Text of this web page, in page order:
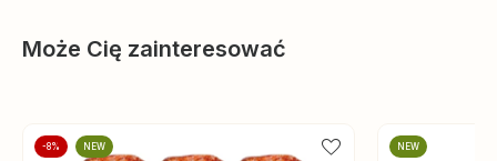
Może Cię zainteresować
-8% NEW NEW